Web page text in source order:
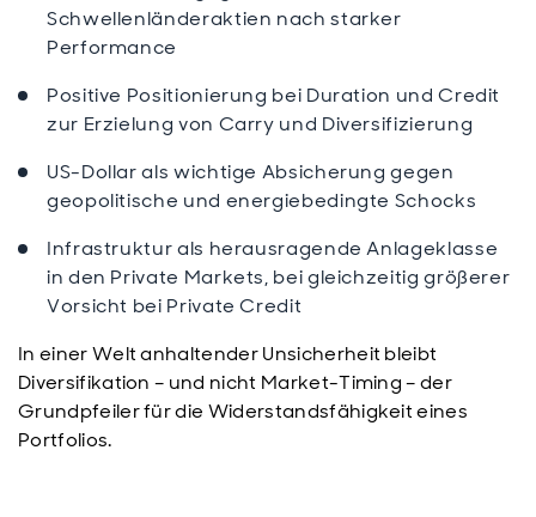
Schwellenländeraktien nach starker
Performance
Positive Positionierung bei Duration und Credit
zur Erzielung von Carry und Diversifizierung
US-Dollar als wichtige Absicherung gegen
geopolitische und energiebedingte Schocks
Infrastruktur als herausragende Anlageklasse
in den Private Markets, bei gleichzeitig größerer
Vorsicht bei Private Credit
In einer Welt anhaltender Unsicherheit bleibt
Diversifikation – und nicht Market-Timing – der
Grundpfeiler für die Widerstandsfähigkeit eines
Portfolios.